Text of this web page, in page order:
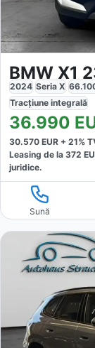
BMW X1
2024 Seria X
Tracțiune integrală
36.990
30.570 EUR + 21%
Leasing de la 372
juridice.
Sună